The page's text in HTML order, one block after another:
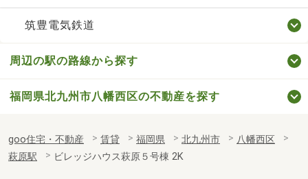
筑豊電気鉄道
周辺の駅の路線から探す
福岡県北九州市八幡西区の不動産を探す
goo住宅・不動産 賃貸 福岡県 北九州市
八幡西区
萩原駅
ビレッジハウス萩原５号棟 2K